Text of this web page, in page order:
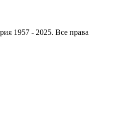
1957 - 2025. Все права